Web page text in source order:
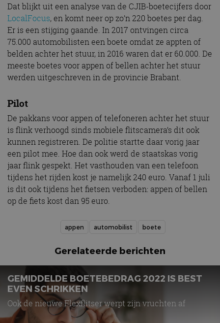
Dat blijkt uit een analyse van de CJIB-boetecijfers door
LocalFocus, en komt neer op zo’n 220 boetes per dag.
Er is een stijging gaande. In 2017 ontvingen circa
75.000 automobilisten een boete omdat ze appten of
belden achter het stuur, in 2016 waren dat er 60.000. De
meeste boetes voor appen of bellen achter het stuur
werden uitgeschreven in de provincie Brabant.
Pilot
De pakkans voor appen of telefoneren achter het stuur
is flink verhoogd sinds mobiele flitscamera’s dit ook
kunnen registreren. De politie startte daar vorig jaar
een pilot mee. Hoe dan ook werd de staatskas vorig
jaar flink gespekt. Het vasthouden van een telefoon
tijdens het rijden kost je namelijk 240 euro. Vanaf 1 juli
is dit ook tijdens het fietsen verboden: appen of bellen
op de fiets kost dan 95 euro.
appen automobilist boete
Gerelateerde berichten
GEMIDDELDE BOETEBEDRAG 2022 IS BEST
EVEN SCHRIKKEN
Ook de nieuwe Flexflitser werpt zijn vruchten af